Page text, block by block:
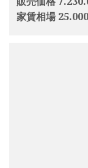
家賃相場